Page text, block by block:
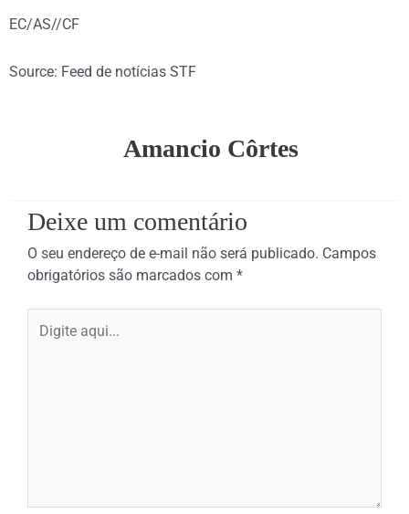
EC/AS//CF
Source: Feed de notícias STF
Amancio Côrtes
Deixe um comentário
O seu endereço de e-mail não será publicado. Campos
obrigatórios são marcados com *
aqui...